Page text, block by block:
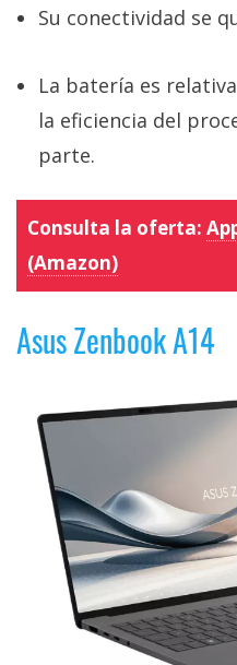
Su conectividad se
La batería es
la eficiencia del
parte.
Consulta la oferta:
(Amazon)
Asus Zenbook A14